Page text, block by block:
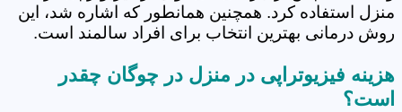
منزل استفاده کرد. همچنین همانطور که اشاره شد، این
روش درمانی بهترین انتخاب برای افراد سالمند است.
هزینه فیزیوتراپی در منزل در چوگان چقدر
است؟